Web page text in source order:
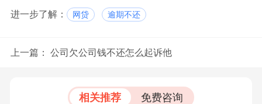
进一步了解： 网贷 逾期不还
上一篇： 公司欠公司钱不还怎么起诉他
相关推荐 免费咨询